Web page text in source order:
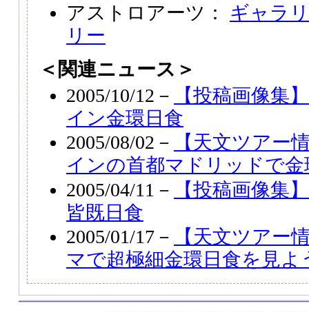
アストロアーツ： ギャラ
リー
＜関連ニュース＞
2005/10/12－
【投稿画像集
イン金環日食
2005/08/02－
【天文ツアー
インの首都マドリッドで金
2005/04/11－
【投稿画像集
皆既日食
2005/01/17－
【天文ツアー
マで超極細金環日食を見よ